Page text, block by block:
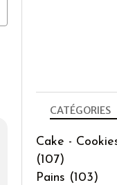
CATÉGORIES
Cake -
(107)
Pains (103)